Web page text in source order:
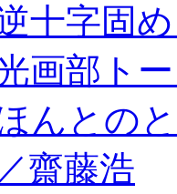
十字固
画部ト
んとの
齋藤浩